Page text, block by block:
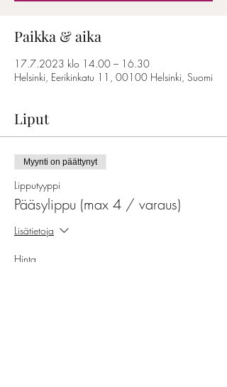
Paikka & aika
17.7.2023 klo 14.00 – 16.30
Helsinki, Eerikinkatu 11, 00100 Helsinki, Suomi
Liput
Myynti on päättynyt
Lipputyyppi
Pääsylippu (max 4 / varaus)
Lisätietoja
Hinta